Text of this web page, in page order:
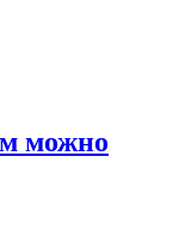
можно